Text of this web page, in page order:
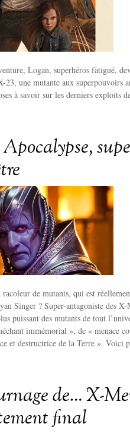
Logan, superhéros fatigué,
23, une mutante aux superpouvoirs
à savoir sur les derniers exploits
de mutants, qui est
Singer ? Super-antagoniste des
puissant des mutants de tout
immémorial », de « menace
et destructrice de la Terre ». Voici
de… X-
final